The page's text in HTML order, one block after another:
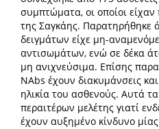
συμπτώματα, οι οποίοι είχαν
της Σαγκάης. Παρατηρήθηκε
δειγμάτων είχε μη-
αντισωμάτων, ενώ σε δέκα
μη ανιχνεύσιμα. Επίσης
NAbs έχουν διακυμάνσεις
ηλικία του ασθενούς. Αυτά
περαιτέρων μελέτης γιατί
έχουν αυξημένο κίνδυνο